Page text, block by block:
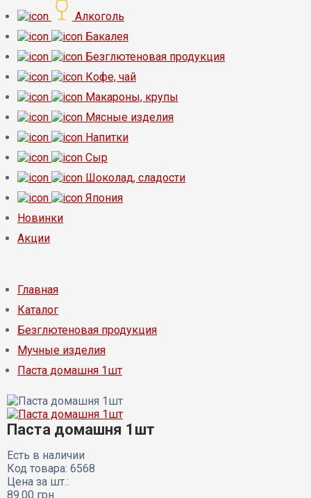
Алкоголь
Бакалея
Безглютеновая продукция
Кофе, чай
Макароны, крупы
Мясные изделия
Напитки
Сыр
Шоколад, сладости
Япония
Новинки
Акции
Главная
Каталог
Безглютеновая продукция
Мучные изделия
Паста домашня 1шт
Паста домашня 1шт
Есть в наличии
Код товара: 6568
Цена за шт.:
89.00 грн